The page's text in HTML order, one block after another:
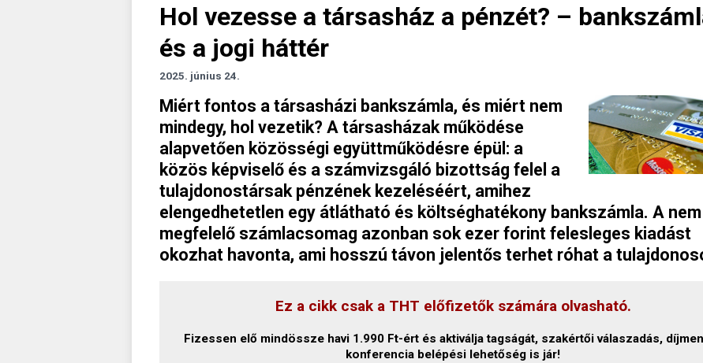
Hol vezesse a társasház a pénzét? –
és a jogi háttér
2025. június 24.
Miért fontos a társasházi bankszámla, és miért nem
mindegy, hol vezetik? A társasházak működése
alapvetően közösségi együttműködésre épül: a
közös képviselő és a számvizsgáló bizottság felel a
tulajdonostársak pénzének kezeléséért, amihez
elengedhetetlen egy átlátható és költséghatékony bankszámla. A nem
megfelelő számlacsomag azonban sok ezer forint felesleges kiadást
okozhat havonta, ami hosszú távon jelentős terhet róhat a
Ez a cikk csak a THT előfizetők számára olvasható.
Fizessen elő mindössze havi 1.990 Ft-ért és aktiválja tagságát, szakértői válaszadás,
konferencia belépési lehetőség is jár!